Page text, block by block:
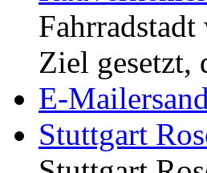
Ziel gesetzt,
E-
Stuttgart